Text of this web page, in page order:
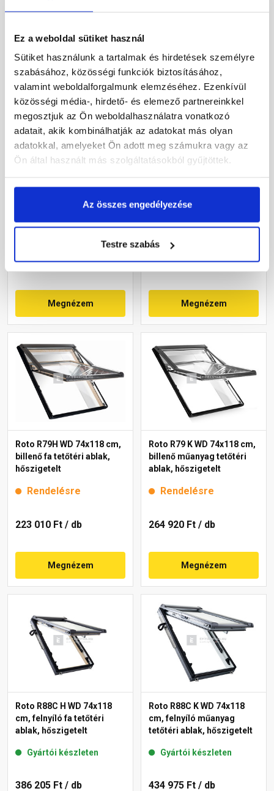
Ez a weboldal sütiket használ
Sütiket használunk a tartalmak és hirdetések személyre
szabásához, közösségi funkciók biztosításához,
valamint weboldalforgalmunk elemzéséhez. Ezenkívül
közösségi média-, hirdető- és elemező partnereinkkel
megosztjuk az Ön weboldalhasználatra vonatkozó
adatait, akik kombinálhatják az adatokat más olyan
adatokkal, amelyeket Ön adott meg számukra vagy az
Ön által használt más szolgáltatásokból gyűjtöttek.
Az összes engedélyezése
Testre szabás
Megnézem
Rendelésre
147 755 Ft/ db
Megnézem
Rendelésre
159 510 Ft/ db
Megnézem
Roto R79H WD 74x118 cm,
billenő fa tetőtéri ablak,
hőszigetelt
Rendelésre
223 010 Ft / db
Megnézem
Roto R79 K WD 74x118 cm,
billenő műanyag tetőtéri
ablak, hőszigetelt
Rendelésre
264 920 Ft / db
Megnézem
Roto R88C H WD 74x118
cm, felnyíló fa tetőtéri
ablak, hőszigetelt
Gyártói készleten
386 205 Ft / db
Roto R88C K WD 74x118
cm, felnyíló műanyag
tetőtéri ablak, hőszigetelt
Gyártói készleten
434 975 Ft / db